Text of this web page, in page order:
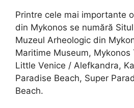
Printre cele mai importante
din Mykonos se numără
Muzeul Arheologic din
Maritime Museum, Mykonos
Little Venice / Alefkandra,
Paradise Beach, Super
Beach.